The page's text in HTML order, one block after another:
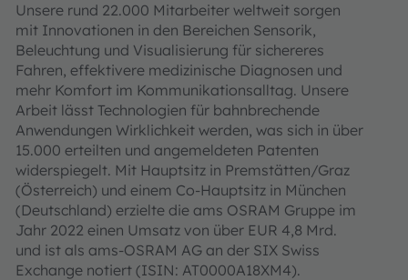
Unsere rund 22.000 Mitarbeiter weltweit sorgen
mit Innovationen in den Bereichen Sensorik,
Beleuchtung und Visualisierung für sichereres
Fahren, effektivere medizinische Diagnosen und
mehr Komfort im Kommunikationsalltag. Unsere
Arbeit lässt Technologien für bahnbrechende
Anwendungen Wirklichkeit werden, was sich in über
15.000 erteilten und angemeldeten Patenten
widerspiegelt. Mit Hauptsitz in Premstätten/Graz
(Österreich) und einem Co-Hauptsitz in München
(Deutschland) erzielte die ams OSRAM Gruppe im
Jahr 2022 einen Umsatz von über EUR 4,8 Mrd.
und ist als ams-OSRAM AG an der SIX Swiss
Exchange notiert (ISIN: AT0000A18XM4).